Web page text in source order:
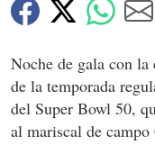
Noche de gala con
de la temporada
del Super Bowl 50,
al mariscal de